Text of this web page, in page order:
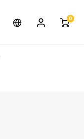
0